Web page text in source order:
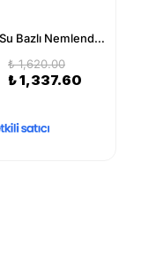
BABE Su Bazlı Nemlendirici Krem SPF20 pH 5.5 - 50ml
₺ 1,620.00
₺ 1,337.60